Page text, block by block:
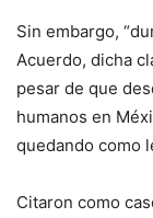
Sin embargo,
Acuerdo, dicha
pesar de que
humanos en
quedando como
Citaron como